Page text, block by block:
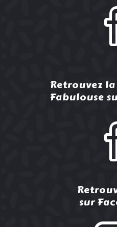
Retrouvez
Fabulouse
sur